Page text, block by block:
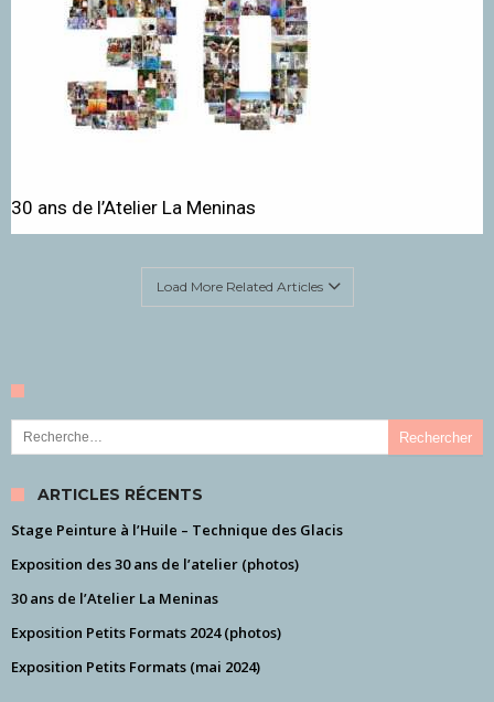
30 ans de l’Atelier La Meninas
Load More Related Articles
Rechercher :
ARTICLES RÉCENTS
Stage Peinture à l’Huile – Technique des Glacis
Exposition des 30 ans de l’atelier (photos)
30 ans de l’Atelier La Meninas
Exposition Petits Formats 2024 (photos)
Exposition Petits Formats (mai 2024)